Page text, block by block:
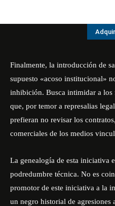
Finalmente, la introducción de
supuesto «acoso institucional»
inhibición. Busca intimidar a los
que, por temor a represalias
prefieran no revisar los
comerciales de los medios
La genealogía de esta iniciativa
podredumbre técnica. No es
promotor de este iniciativa a la
un negro historial de agresiones